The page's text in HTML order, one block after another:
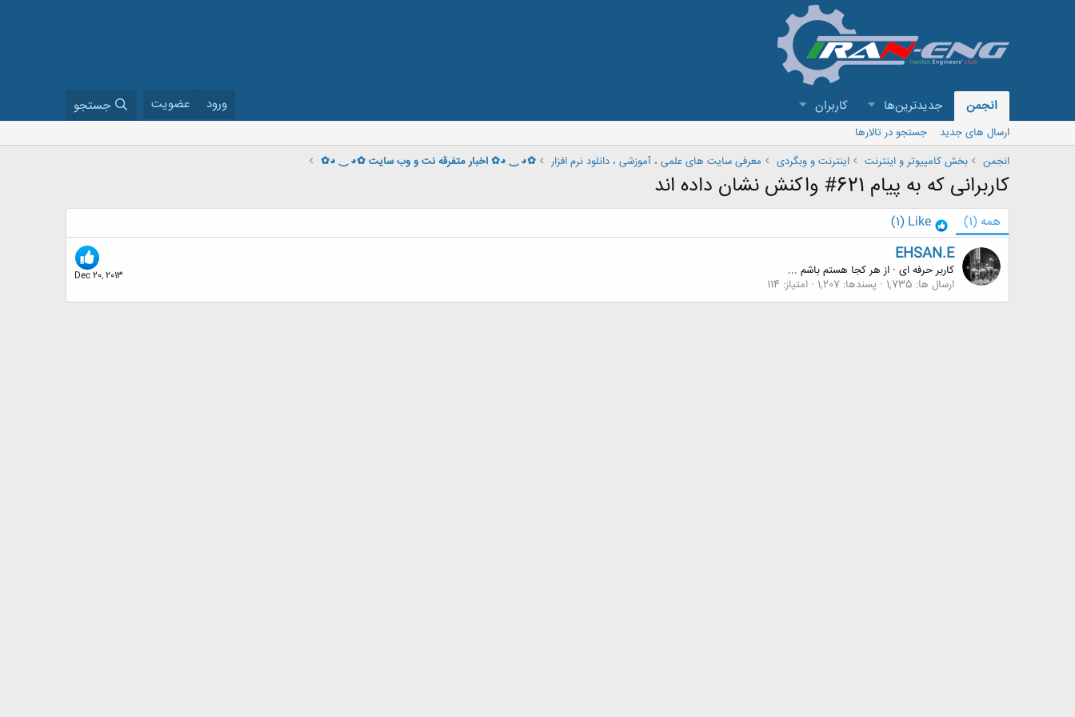
انجمن جدیدترین‌ها کاربران ورود عضویت جستجو
ارسال های جدید
جستجو در تالارها
انجمن
بخش كامپيوتر و اينترنت اینترنت و وبگردی معرفی سایت های علمی ، آموزشی ، دانلود نرم افزار ✿◕ ‿ ◕✿ اخبار متفرقه نت و وب سایت ✿◕ ‿ ◕✿
کاربرانی که به پیام 621# واکنش نشان داده اند
همه (1)
Like
(1)
Dec 20, 2013
EHSAN.E
کاربر حرفه ای · از هر کجا هستم باشم ...
ارسال ها 1,735 پسندها 1,207 امتیاز 114